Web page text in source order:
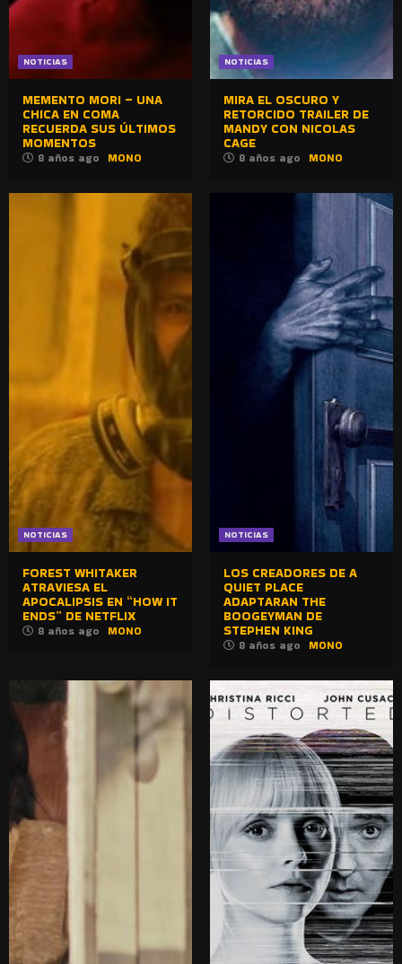
NOTICIAS
MEMENTO MORI – UNA
CHICA EN COMA
RECUERDA SUS ÚLTIMOS
MOMENTOS
8 años ago MONO
NOTICIAS
MIRA EL OSCURO Y
RETORCIDO TRAILER DE
MANDY CON NICOLAS
CAGE
8 años ago MONO
NOTICIAS
FOREST WHITAKER
ATRAVIESA EL
APOCALIPSIS EN “HOW IT
ENDS” DE NETFLIX
8 años ago MONO
NOTICIAS
LOS CREADORES DE A
QUIET PLACE
ADAPTARAN THE
BOOGEYMAN DE
STEPHEN KING
8 años ago MONO